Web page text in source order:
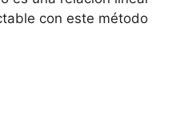
‌con este método.